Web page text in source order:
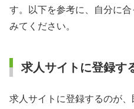
す。以下を参考に、自分に
みてください。
求人サイトに登録す
求人サイトに登録するのが